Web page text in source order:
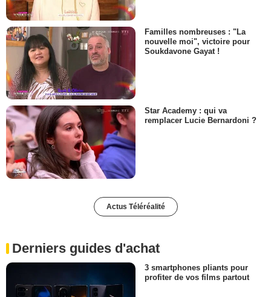
Familles nombreuses : "La
nouvelle moi", victoire pour
Soukdavone Gayat !
Star Academy : qui va
remplacer Lucie Bernardoni ?
Actus Téléréalité
Derniers guides d'achat
3 smartphones pliants pour
profiter de vos films partout